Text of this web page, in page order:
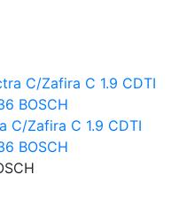
C/Zafira C 1.9 CDTI
BOSCH